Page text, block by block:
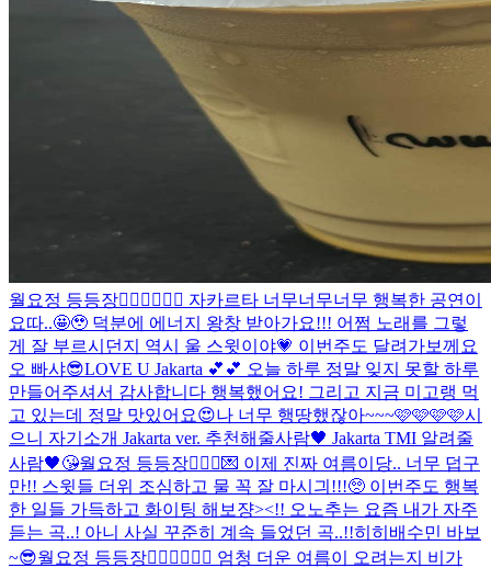
월요정 등등장🧚🏻‍♀️🧚🏻‍♀️ 자카르타 너무너무너무 행복한 공연이
요따..🤩🥹 덕분에 에너지 왕창 받아가요!!! 어쩜 노래를 그렇
게 잘 부르시던지 역시 울 스윗이야💗 이번주도 달려가보께요
오 빠샤😎LOVE U Jakarta 💕💕 오늘 하루 정말 잊지 못할 하루
만들어주셔서 감사합니다 행복했어요! 그리고 지금 미고랭 먹
고 있는데 정말 맛있어요😍나 너무 행땅했잖아~~~🩷🩷🩷🩷시
으니 자기소개 Jakarta ver. 추천해줄사람🖤 Jakarta TMI 알려줄
사람🖤😘월요정 등등장🧚🏻‍♀️💌 이제 진짜 여름이당.. 너무 덥구
만!! 스윗들 더위 조심하고 물 꼭 잘 마시긔!!!🥺 이번주도 행복
한 일들 가득하고 화이팅 해보쟝><!! 오노추는 요즘 내가 자주
듣는 곡..! 아니 사실 꾸준히 계속 들었던 곡..!!히히 배수민 바보
~😎월요정 등등장🧚🏻‍♀️🧚🏻‍♀️ 엄청 더운 여름이 오려는지 비가